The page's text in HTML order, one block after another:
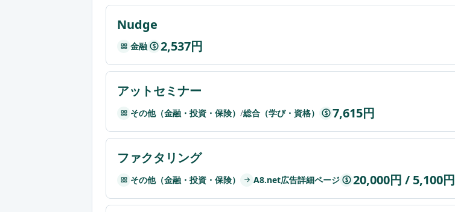
Nudge
金融 $ 2,537円
アットセミナー
その他（金融・投資・保険） /総合（学び・資格） $ 7,615円
ファクタリング
その他（金融・投資・保険） A8.net広告詳細ページ $ 20,000円 / 5,100円